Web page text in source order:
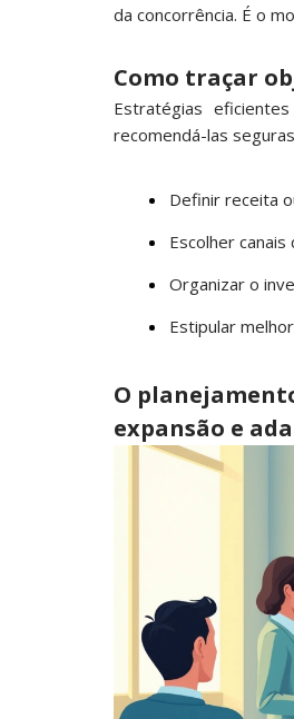
da concorrência. É o
Como traçar
Estratégias
recomendá-las
Definir receita
Escolher
Organizar o
Estipular
O
expansão e